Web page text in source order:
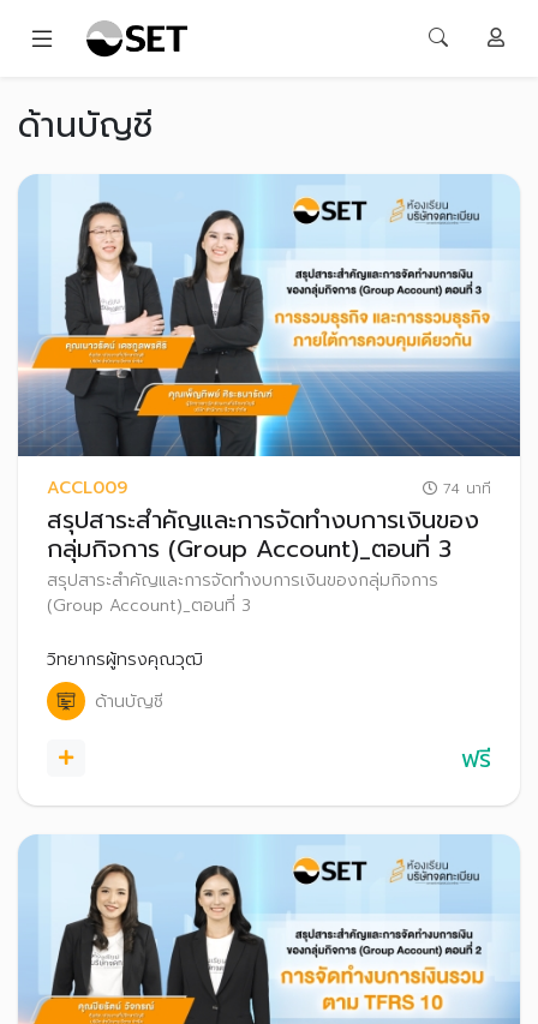
ด้านบัญชี
ACCL009 74 นาที
สรุปสาระสำคัญและการจัดทำงบการเงินของ
กลุ่มกิจการ (Group Account)_ตอนที่ 3
สรุปสาระสำคัญและการจัดทำงบการเงินของกลุ่มกิจการ
(Group Account)_ตอนที่ 3
วิทยากรผู้ทรงคุณวุฒิ
ด้านบัญชี
ฟรี